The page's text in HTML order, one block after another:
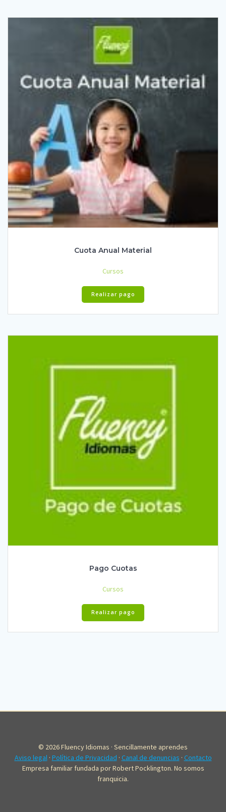
Cuota Anual Material
Cursos
Realizar pago
Pago Cuotas
Cursos
Realizar pago
© 2026 Fluency Idiomas · Sencillamente aprendes
Aviso legal· Política de Privacidad · Canal de denuncias · Contacto
Empresa familiar fundada por Robert Pocklington. No somos
franquicia.